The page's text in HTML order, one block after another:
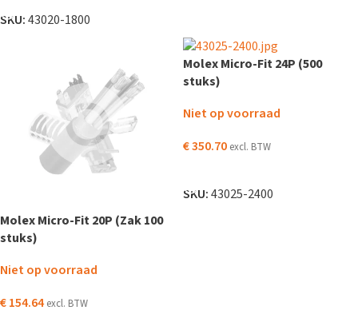
SKU:43020-1800
Molex Micro-Fit 20P (Zak 100
stuks)
Niet op voorraad
€154.64 excl. BTW
Molex Micro-Fit 24P (500
stuks)
Niet op voorraad
€350.70 excl. BTW
SKU:43025-2400